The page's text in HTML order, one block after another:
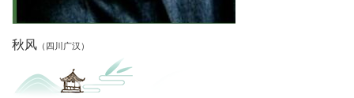
国
秋风 （四川广汉）